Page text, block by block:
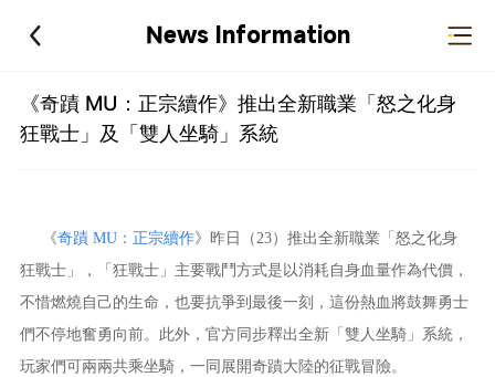
News Information
《奇蹟 MU：正宗續作》推出全新職業「怒之化身
狂戰士」及「雙人坐騎」系統
《奇蹟 MU：正宗續作》昨日（23）推出全新職業「怒之化身
狂戰士」，「狂戰士」主要戰鬥方式是以消耗自身血量作為代價，
不惜燃燒自己的生命，也要抗爭到最後一刻，這份熱血將鼓舞勇士
們不停地奮勇向前。此外，官方同步釋出全新「雙人坐騎」系統，
玩家們可兩兩共乘坐騎，一同展開奇蹟大陸的征戰冒險。